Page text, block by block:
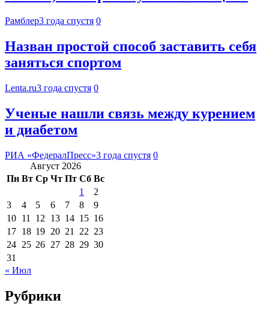
Рамблер3 года спустя 0
Назван простой способ заставить себя
заняться спортом
Lenta.ru3 года спустя 0
Ученые нашли связь между курением
и диабетом
РИА «ФедералПресс»3 года спустя 0
Август 2026
Пн Вт Ср Чт Пт Сб Вс
1
2
3
4 5 6 7 8
9
10 11 12 13 14 15 16
17 18 19 20 21 22 23
24 25 26 27 28 29 30
31
« Июл
Рубрики